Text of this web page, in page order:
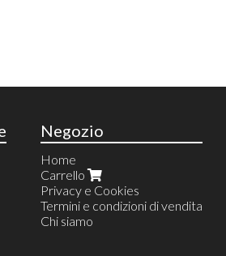
Negozio
Home
Carrello
Privacy e Cookies
Termini e condizioni di vendita
Chi siamo